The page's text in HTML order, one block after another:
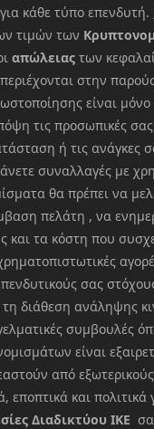
κάθε τύπο επενδυτή.
τιμών των
απώλειας των
στην
είναι μόνο
τις προσωπικές
ή τις ανάγκες
συναλλαγές με
θα πρέπει να
πελάτη , να
και τα κόστη που
σας
τη διάθεση ανάληψης
συμβουλές
είναι
από
εποπτικά και πολιτικά
Διαδικτύου ΙΚΕ